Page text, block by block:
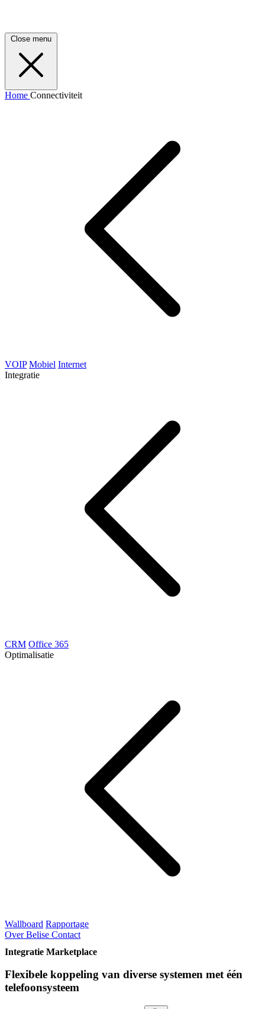
Close menu
Home Connectiviteit
VOIP Mobiel Internet
Integratie
CRM Office 365
Optimalisatie
Wallboard Rapportage
Over Belise Contact
Integratie Marketplace
Flexibele koppeling van diverse systemen met één
telefoonsysteem